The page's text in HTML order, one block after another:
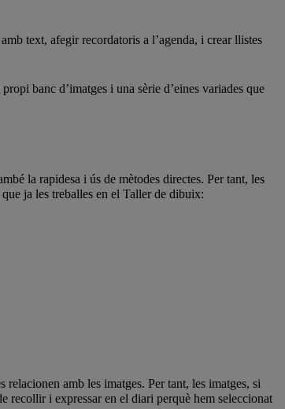
text, afegir recordatoris a l’agenda, i crear llistes
banc d’imatges i una sèrie d’eines variades que
la rapidesa i ús de mètodes directes. Per tant, les
ja les treballes en el Taller de dibuix:
amb les imatges. Per tant, les imatges, si
recollir i expressar en el diari perquè hem seleccionat